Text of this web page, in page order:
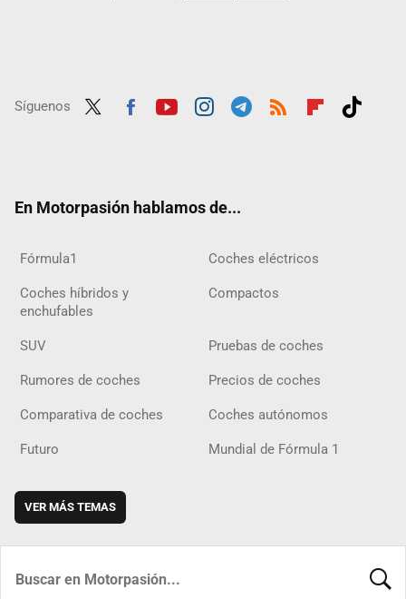
Síguenos
En Motorpasión hablamos de...
Fórmula1 Coches eléctricos
Coches híbridos y
enchufables
Compactos
SUV Pruebas de coches
Rumores de coches Precios de coches
Comparativa de coches Coches autónomos
Futuro Mundial de Fórmula 1
VER MÁS TEMAS